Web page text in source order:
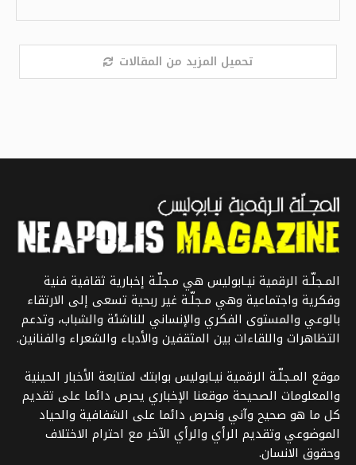
تحميل المزيد من المقالات
المـجلّـة الرقمية نيـابوليس هي مـجلّـة إخبارية ثقافية فنية
وفكرية واجتماعية وهي مـجلّـة غير ربحية تسعى إلى الارتقاء
بالوعي والمستوى الفكري والإنساني للناشئة والشباب، وتدعم
التظاهرات واللقاءات بين المثقفين والأدباء والشعراء والفنانين.
موقع المـجلّـة الرقمية نيـابوليس بوابتك لمتابعة الأخبار الحينية
والمعلومات الصحيحة موقعنا الإخباري يحرص دائما على تقديم
كل ما هو صحيح وآني ونحرص دائما على الشفافية والحياد
الموضوعي وتقديم الرأي والرأي الآخر مع احترام الاختلاف
وحقوق الانسان.